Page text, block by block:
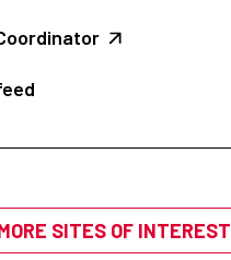
SITES OF INTEREST